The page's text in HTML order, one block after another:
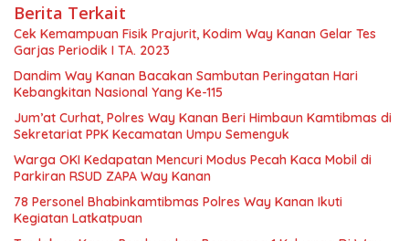
Berita Terkait
Cek Kemampuan Fisik Prajurit, Kodim Way Kanan Gelar Tes
Garjas Periodik I TA. 2023
Dandim Way Kanan Bacakan Sambutan Peringatan Hari
Kebangkitan Nasional Yang Ke-115
Jum’at Curhat, Polres Way Kanan Beri Himbaun Kamtibmas di
Sekretariat PPK Kecamatan Umpu Semenguk
Warga OKI Kedapatan Mencuri Modus Pecah Kaca Mobil di
Parkiran RSUD ZAPA Way Kanan
78 Personel Bhabinkamtibmas Polres Way Kanan Ikuti
Kegiatan Latkatpuan